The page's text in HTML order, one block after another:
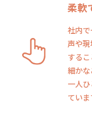
柔軟
社内
声や
するこ
細かな
一人
ていま